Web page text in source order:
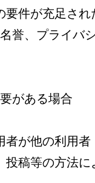
件が充足さ
誉、プライ
がある場合
が他の利用
稿等の方法